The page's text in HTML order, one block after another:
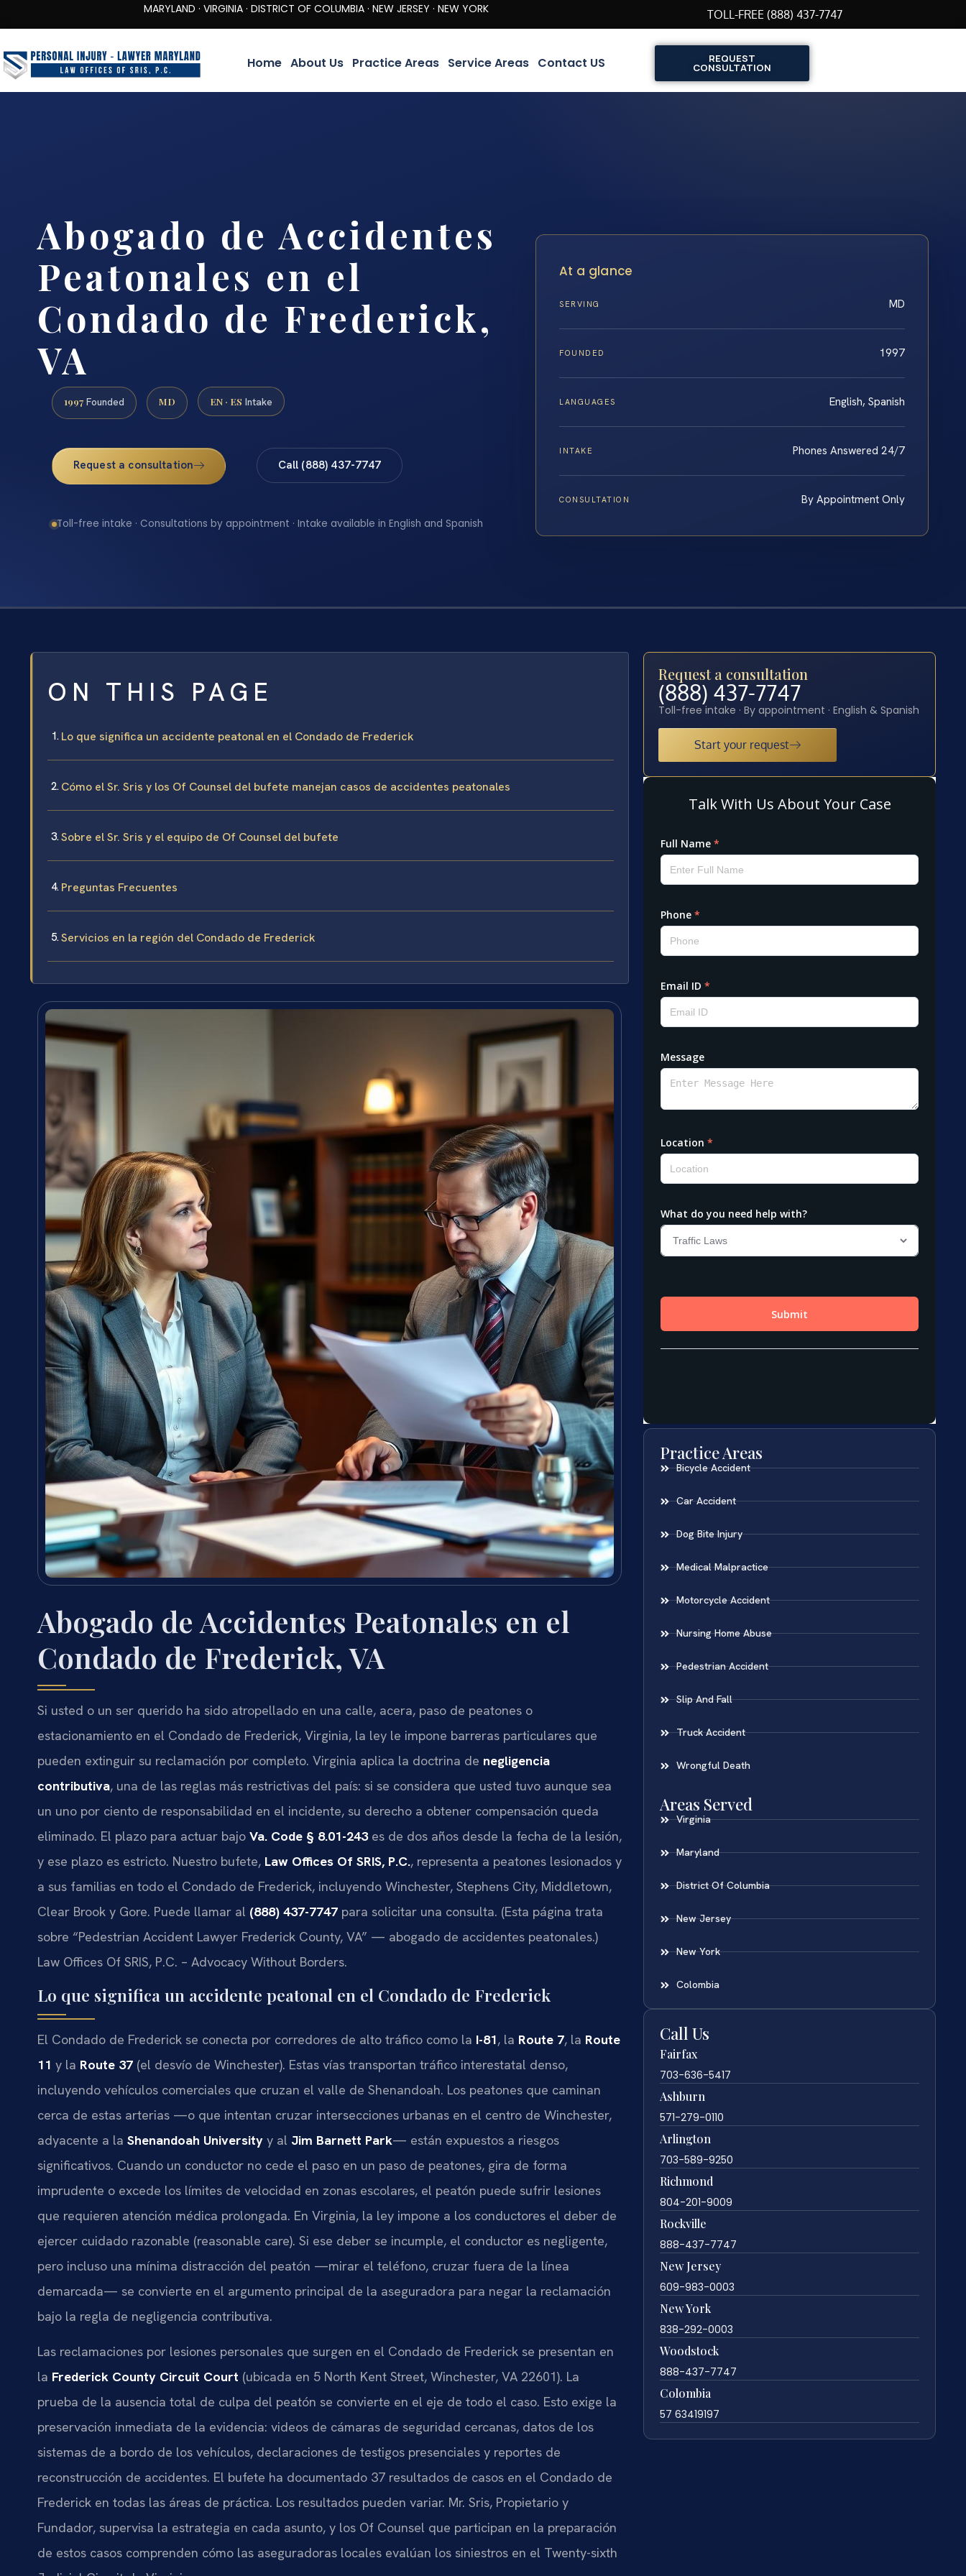
MARYLAND · VIRGINIA · DISTRICT OF COLUMBIA · NEW JERSEY · NEW YORK TOLL-FREE (888) 437-7747
Home About Us Practice Areas Service Areas Contact US REQUEST
CONSULTATION
Abogado de Accidentes
Peatonales en el
Condado de Frederick,
VA
1997 Founded MD EN · ES Intake
Request a consultation Call (888) 437-7747
Toll-free intake · Consultations by appointment · Intake available in English and Spanish
At a glance
SERVING MD
FOUNDED 1997
LANGUAGES English, Spanish
INTAKE Phones Answered 24/7
CONSULTATION By Appointment Only
ON THIS PAGE
Lo que significa un accidente peatonal en el Condado de Frederick
Cómo el Sr. Sris y los Of Counsel del bufete manejan casos de accidentes peatonales
Sobre el Sr. Sris y el equipo de Of Counsel del bufete
Preguntas Frecuentes
Servicios en la región del Condado de Frederick
Abogado de Accidentes Peatonales en el
Condado de Frederick, VA
Si usted o un ser querido ha sido atropellado en una calle, acera, paso de peatones o
estacionamiento en el Condado de Frederick, Virginia, la ley le impone barreras particulares que
pueden extinguir su reclamación por completo. Virginia aplica la doctrina de negligencia
contributiva, una de las reglas más restrictivas del país: si se considera que usted tuvo aunque sea
un uno por ciento de responsabilidad en el incidente, su derecho a obtener compensación queda
eliminado. El plazo para actuar bajo Va. Code § 8.01-243es de dos años desde la fecha de la lesión,
y ese plazo es estricto. Nuestro bufete, Law Offices Of SRIS, P.C., representa a peatones lesionados y
a sus familias en todo el Condado de Frederick, incluyendo Winchester, Stephens City, Middletown,
Clear Brook y Gore. Puede llamar al (888) 437-7747 para solicitar una consulta. (Esta página trata
sobre “Pedestrian Accident Lawyer Frederick County, VA” — abogado de accidentes peatonales.)
Law Offices Of SRIS, P.C. – Advocacy Without Borders.
Lo que significa un accidente peatonal en el Condado de Frederick
El Condado de Frederick se conecta por corredores de alto tráfico como la I-81, la Route 7, la Route
11 y la Route 37 (el desvío de Winchester). Estas vías transportan tráfico interestatal denso,
incluyendo vehículos comerciales que cruzan el valle de Shenandoah. Los peatones que caminan
cerca de estas arterias —o que intentan cruzar intersecciones urbanas en el centro de Winchester,
adyacente a la Shenandoah University y al Jim Barnett Park— están expuestos a riesgos
significativos. Cuando un conductor no cede el paso en un paso de peatones, gira de forma
imprudente o excede los límites de velocidad en zonas escolares, el peatón puede sufrir lesiones
que requieren atención médica prolongada. En Virginia, la ley impone a los conductores el deber de
ejercer cuidado razonable (reasonable care). Si ese deber se incumple, el conductor es negligente,
pero incluso una mínima distracción del peatón —mirar el teléfono, cruzar fuera de la línea
demarcada— se convierte en el argumento principal de la aseguradora para negar la reclamación
bajo la regla de negligencia contributiva.
Las reclamaciones por lesiones personales que surgen en el Condado de Frederick se presentan en
la Frederick County Circuit Court (ubicada en 5 North Kent Street, Winchester, VA 22601). La
prueba de la ausencia total de culpa del peatón se convierte en el eje de todo el caso. Esto exige la
preservación inmediata de la evidencia: videos de cámaras de seguridad cercanas, datos de los
sistemas de a bordo de los vehículos, declaraciones de testigos presenciales y reportes de
reconstrucción de accidentes. El bufete ha documentado 37 resultados de casos en el Condado de
Frederick en todas las áreas de práctica. Los resultados pueden variar. Mr. Sris, Propietario y
Fundador, supervisa la estrategia en cada asunto, y los Of Counsel que participan en la preparación
de estos casos comprenden cómo las aseguradoras locales evalúan los siniestros en el Twenty-sixth
Request a consultation
(888) 437-7747
Toll-free intake · By appointment · English & Spanish
Start your request
Practice Areas
Bicycle Accident
Car Accident
Dog Bite Injury
Medical Malpractice
Motorcycle Accident
Nursing Home Abuse
Pedestrian Accident
Slip And Fall
Truck Accident
Wrongful Death
Areas Served
Virginia
Maryland
District Of Columbia
New Jersey
New York
Colombia
Call Us
Fairfax
703-636-5417
Ashburn
571-279-0110
Arlington
703-589-9250
Richmond
804-201-9009
Rockville
888-437-7747
New Jersey
609-983-0003
New York
838-292-0003
Woodstock
888-437-7747
Colombia
57 63419197